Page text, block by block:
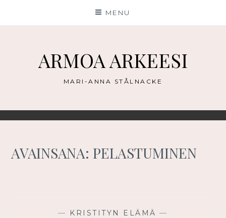
MENU
ARMOA ARKEESI
MARI-ANNA STÅLNACKE
AVAINSANA:PELASTUMINEN
— KRISTITYN ELÄMÄ —